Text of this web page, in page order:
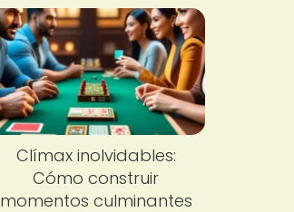
Clímax inolvidables:
Cómo construir
momentos culminantes